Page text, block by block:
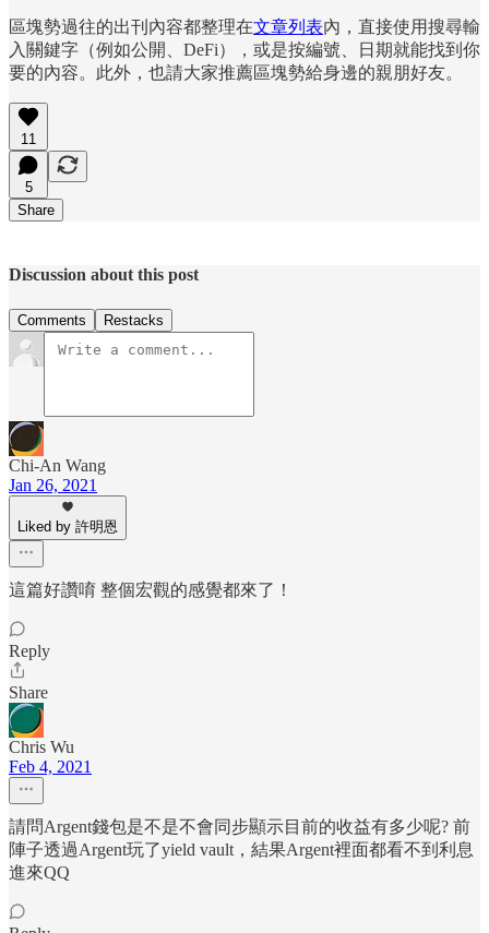
區塊勢過往的出刊內容都整理在文章列表內，直接使用搜尋輸
入關鍵字（例如公開、DeFi），或是按編號、日期就能找到你
要的內容。此外，也請大家推薦區塊勢給身邊的親朋好友。
11
5
Share
Discussion about this post
Comments Restacks
Chi-An Wang
Jan 26, 2021
Liked by 許明恩
這篇好讚唷 整個宏觀的感覺都來了！
Reply
Share
Chris Wu
Feb 4, 2021
請問Argent錢包是不是不會同步顯示目前的收益有多少呢? 前
陣子透過Argent玩了yield vault，結果Argent裡面都看不到利息
進來QQ